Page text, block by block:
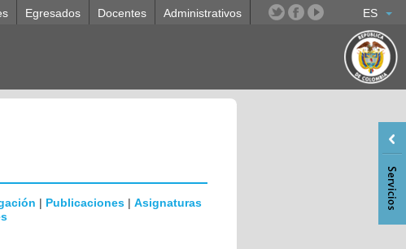
ES
Egresados Docentes Administrativos
| Publicaciones | Asignaturas